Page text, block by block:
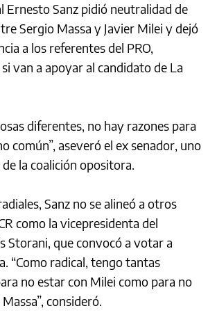
Ernesto Sanz pidió neutralidad de
Sergio Massa y Javier Milei y dejó
a los referentes del PRO,
van a apoyar al candidato de La
diferentes, no hay razones para
común”, aseveró el ex senador, uno
la coalición opositora.
Sanz no se alineó a otros
como la vicepresidenta del
Storani, que convocó a votar a
“Como radical, tengo tantas
no estar con Milei como para no
consideró.